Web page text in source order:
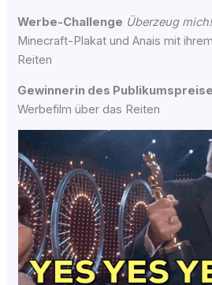
Wer­be-Chall­enge Über­zeug mich!
Mine­craft-Pla­kat und Anais mit
Reiten
Gewin­ne­rin des
Wer­be­film über das Reiten